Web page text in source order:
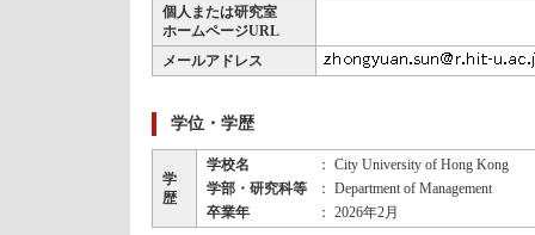
個人または研究室
ホームページURL
メールアドレス
学位・学歴
学
歴
学校名
： City University of Hong Kong
学部・研究科等
： Department of Management
卒業年
： 2026年2月